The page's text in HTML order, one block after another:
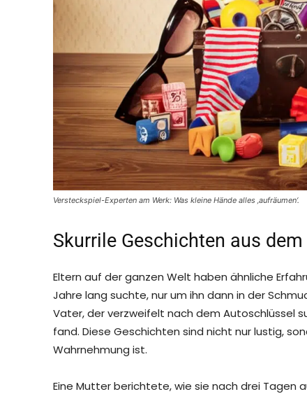
Versteckspiel-Experten am Werk: Was kleine Hände alles ‚aufräumen‘.
Skurrile Geschichten aus
Eltern auf der ganzen Welt haben ähnliche
Jahre lang suchte, nur um ihn dann in der
Vater, der verzweifelt nach dem Autoschlüssel
fand. Diese Geschichten sind nicht nur lustig,
Wahrnehmung ist.
Eine Mutter berichtete, wie sie nach drei Tagen